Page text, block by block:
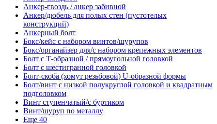
Анкер-гвоздь / анкер забивной
Анкер/дюбель для полых стен (пустотелых
конструкций)
Анкерный болт
Бокс/кейс с набором винтов/шурупов
Бокс/органайзер для/с набором крепежных элементов
Болт с Т-образной / прямоугольной головкой
Болт с шестигранной головкой
Болт-скоба (хомут резьбовой) U-образной формы
Болт/винт с низкой полукруглой головкой и квадратным
подголовком
Винт ступенчатый/с буртиком
Винт/шуруп по металлу
Еще 40